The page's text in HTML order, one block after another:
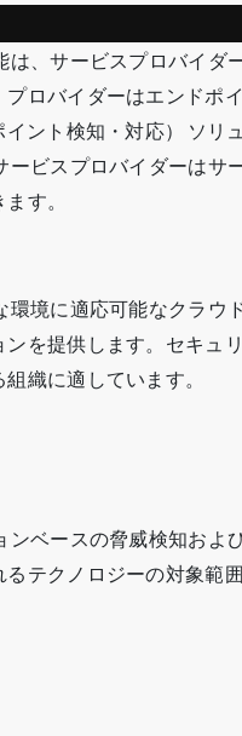
は、サービスプロバイダ
ロバイダーはエンドポ
イント検知・対応） ソリ
ービスプロバイダーはサ
す。
環境に適応可能なクラウ
を提供します。セキュ
織に適しています。
ンベースの脅威検知およ
るテクノロジーの対象範